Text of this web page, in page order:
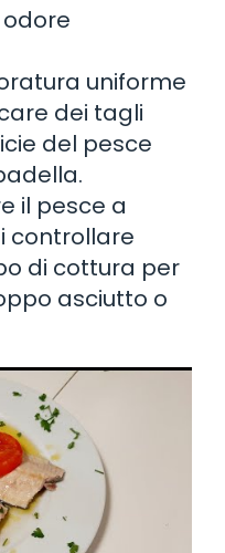
uniforme
dei tagli
del pesce
il pesce a
controllare
di cottura per
asciutto o